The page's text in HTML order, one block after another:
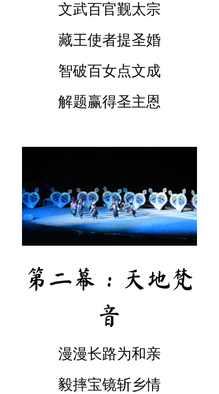
文武百官觐太宗
藏王使者提圣婚
智破百女点文成
解题赢得圣主恩
第二幕：天地梵
音
漫漫长路为和亲
毅摔宝镜斩乡情